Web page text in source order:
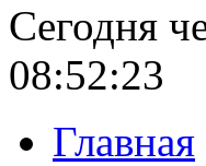
Сегодня
08:52:24
Главная